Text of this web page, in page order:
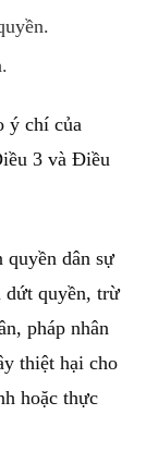
ý chí của
3 và Điều
quyền dân sự
dứt quyền, trừ
pháp nhân
thiệt hại cho
hoặc thực